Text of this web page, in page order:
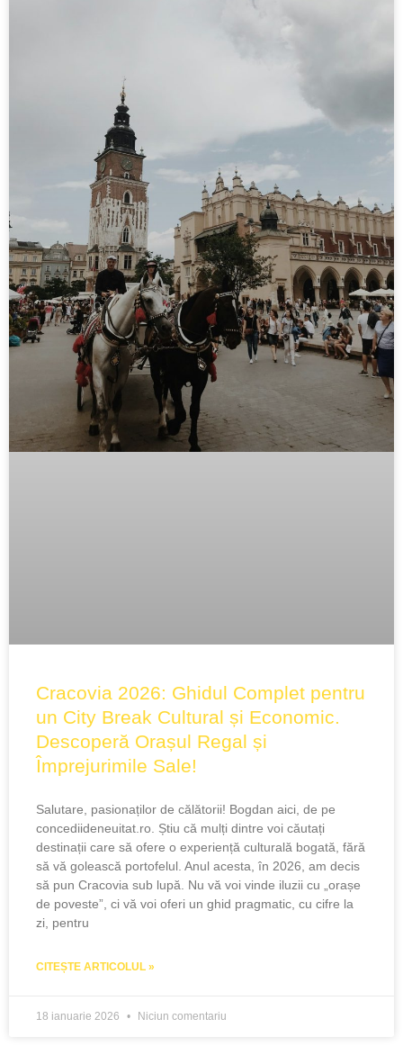
Cracovia 2026: Ghidul Complet pentru
un City Break Cultural și Economic.
Descoperă Orașul Regal și
Împrejurimile Sale!
Salutare, pasionaților de călătorii! Bogdan aici, de pe
concediideneuitat.ro. Știu că mulți dintre voi căutați
destinații care să ofere o experiență culturală bogată, fără
să vă golească portofelul. Anul acesta, în 2026, am decis
să pun Cracovia sub lupă. Nu vă voi vinde iluzii cu „orașe
de poveste”, ci vă voi oferi un ghid pragmatic, cu cifre la
zi, pentru
CITEȘTE ARTICOLUL »
18 ianuarie 2026 Niciun comentariu